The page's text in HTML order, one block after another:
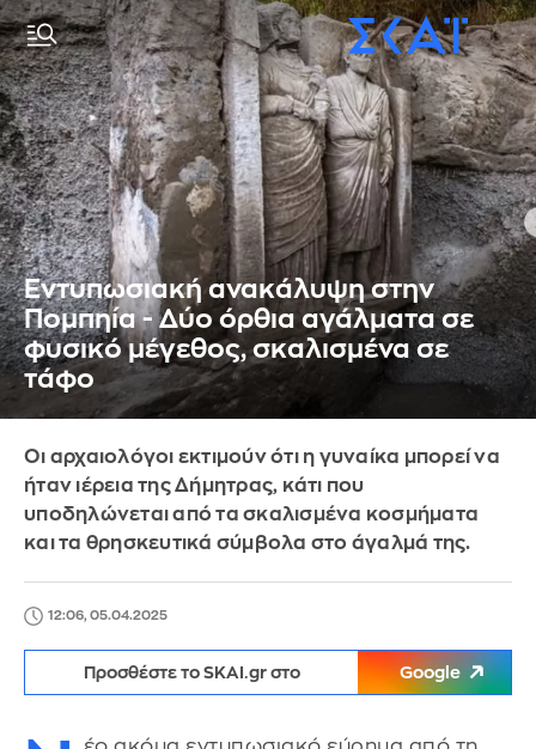
Εντυπωσιακή ανακάλυψη στην
Πομπηία - Δύο όρθια αγάλματα σε
φυσικό μέγεθος, σκαλισμένα σε
τάφο
Οι αρχαιολόγοι εκτιμούν ότι η γυναίκα μπορεί να
ήταν ιέρεια της Δήμητρας, κάτι που
υποδηλώνεται από τα σκαλισμένα κοσμήματα
και τα θρησκευτικά σύμβολα στο άγαλμά της.
12:06, 05.04.2025
Προσθέστε το SKAI.gr στο Google